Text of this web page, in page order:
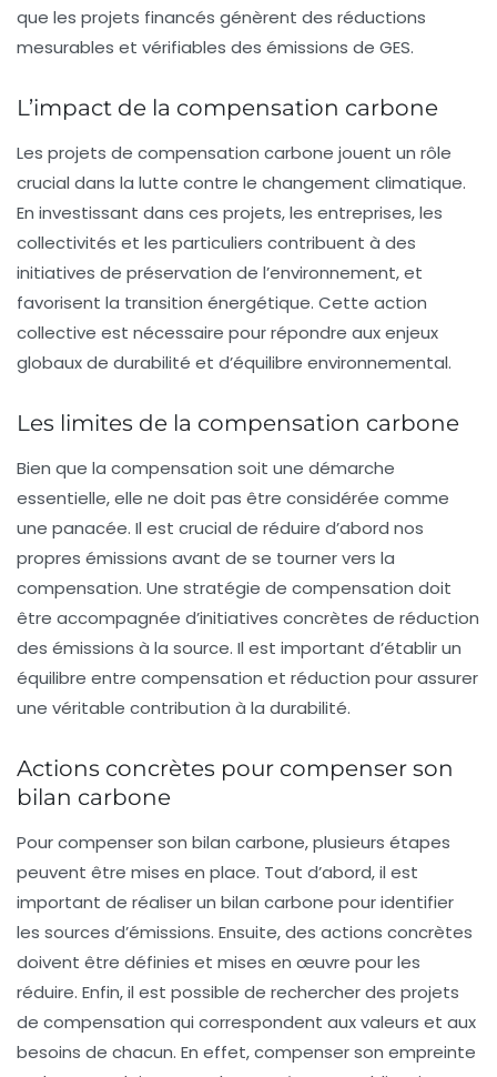
que les projets financés génèrent des réductions
mesurables et vérifiables des émissions de GES.
L’impact de la compensation carbone
Les projets de compensation carbone jouent un rôle
crucial dans la lutte contre le changement climatique.
En investissant dans ces projets, les entreprises, les
collectivités et les particuliers contribuent à des
initiatives de préservation de l’environnement, et
favorisent la transition énergétique. Cette action
collective est nécessaire pour répondre aux enjeux
globaux de durabilité et d’équilibre environnemental.
Les limites de la compensation carbone
Bien que la compensation soit une démarche
essentielle, elle ne doit pas être considérée comme
une panacée. Il est crucial de réduire d’abord nos
propres émissions avant de se tourner vers la
compensation. Une stratégie de compensation doit
être accompagnée d’initiatives concrètes de réduction
des émissions à la source. Il est important d’établir un
équilibre entre compensation et réduction pour assurer
une véritable contribution à la durabilité.
Actions concrètes pour compenser son
bilan carbone
Pour compenser son bilan carbone, plusieurs étapes
peuvent être mises en place. Tout d’abord, il est
important de réaliser un bilan carbone pour identifier
les sources d’émissions. Ensuite, des actions concrètes
doivent être définies et mises en œuvre pour les
réduire. Enfin, il est possible de rechercher des projets
de compensation qui correspondent aux valeurs et aux
besoins de chacun. En effet, compenser son empreinte